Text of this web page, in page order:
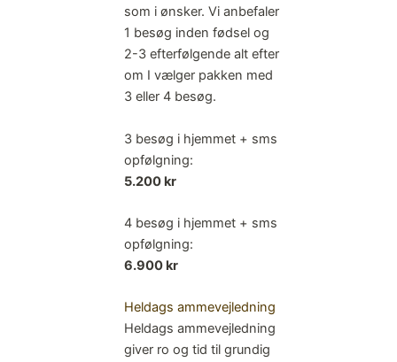
som i ønsker. Vi anbefaler
1 besøg inden fødsel og
2-3 efterfølgende alt efter
om I vælger pakken med
3 eller 4 besøg.
3 besøg i hjemmet + sms
opfølgning:
5.200 kr
4 besøg i hjemmet + sms
opfølgning:
6.900 kr
Heldags ammevejledning
Heldags ammevejledning
giver ro og tid til grundig